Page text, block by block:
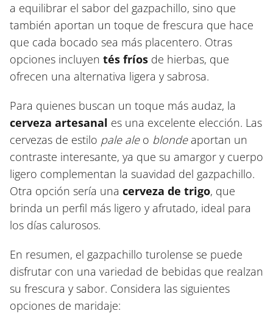
a equilibrar el sabor del gazpachillo, sino que
también aportan un toque de frescura que hace
que cada bocado sea más placentero. Otras
opciones incluyen tés fríos de hierbas, que
ofrecen una alternativa ligera y sabrosa.
Para quienes buscan un toque más audaz, la
cerveza artesanal es una excelente elección. Las
cervezas de estilo pale aleo blondeaportan un
contraste interesante, ya que su amargor y cuerpo
ligero complementan la suavidad del gazpachillo.
Otra opción sería una cerveza de trigo, que
brinda un perfil más ligero y afrutado, ideal para
los días calurosos.
En resumen, el gazpachillo turolense se puede
disfrutar con una variedad de bebidas que realzan
su frescura y sabor. Considera las siguientes
opciones de maridaje: